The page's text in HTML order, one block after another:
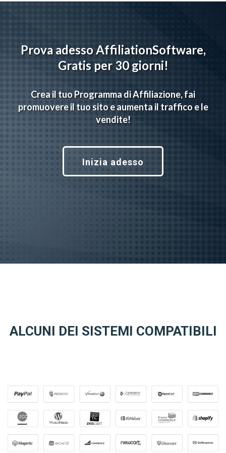
Prova adesso AffiliationSoftware,
Gratis per 30 giorni!
Crea il tuo Programma di Affiliazione, fai
promuovere il tuo sito e aumenta il traffico e le
vendite!
Inizia adesso
ALCUNI DEI SISTEMI COMPATIBILI